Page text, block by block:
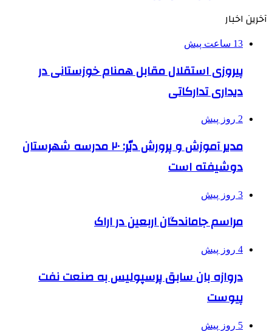
آخرین اخبار
13 ساعت پیش
پیروزی استقلال مقابل همنام خوزستانی در
دیداری تدارکاتی
2 روز پیش
مدیر آموزش و پرورش دیّر: ۲۰ مدرسه شهرستان
دوشیفته است
3 روز پیش
مراسم جاماندگان اربعین در اراک
4 روز پیش
دروازه بان سابق پرسپولیس به صنعت نفت
پیوست
5 روز پیش